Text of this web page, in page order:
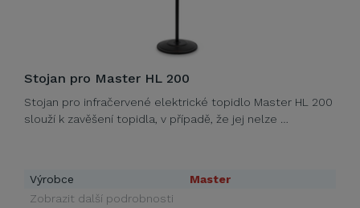
Stojan pro Master HL 200
Stojan pro infračervené elektrické topidlo Master HL 200
slouží k zavěšení topidla, v případě, že jej nelze …
Výrobce
Master
Zobrazit další podrobnosti